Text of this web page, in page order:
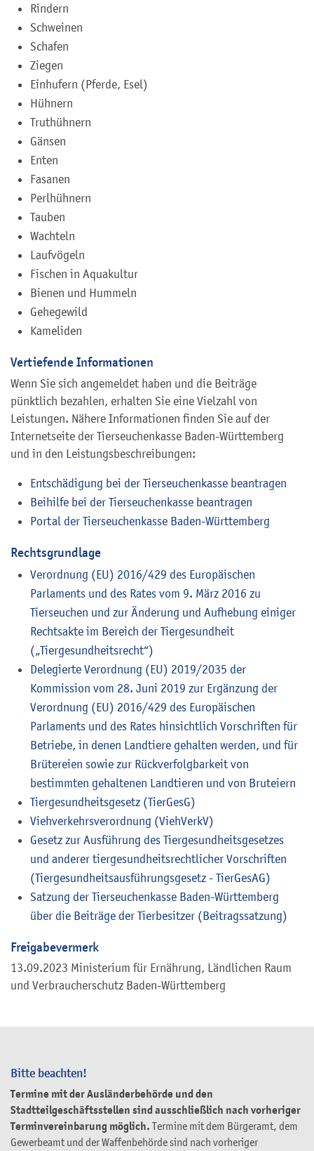
Bitte beachten!
Termine mit der Ausländerbehörde und den
Stadtteilgeschäftsstellen sind ausschließlich nach vorheriger
Terminvereinbarung möglich. Termine mit dem Bürgeramt, dem
Gewerbeamt und der Waffenbehörde sind nach vorheriger
Rindern
Schweinen
Schafen
Ziegen
Einhufern (Pferde, Esel)
Hühnern
Truthühnern
Gänsen
Enten
Fasanen
Perlhühnern
Tauben
Wachteln
Laufvögeln
Fischen in Aquakultur
Bienen und Hummeln
Gehegewild
Kameliden
Vertiefende Informationen
Wenn Sie sich angemeldet haben und die Beiträge
pünktlich bezahlen, erhalten Sie eine Vielzahl von
Leistungen. Nähere Informationen finden Sie auf der
Internetseite der Tierseuchenkasse Baden-Württemberg
und in den Leistungsbeschreibungen:
Entschädigung bei der Tierseuchenkasse beantragen
Beihilfe bei der Tierseuchenkasse beantragen
Portal der Tierseuchenkasse Baden-Württemberg
Rechtsgrundlage
Verordnung (EU) 2016/429 des Europäischen
Parlaments und des Rates vom 9. März 2016 zu
Tierseuchen und zur Änderung und Aufhebung einiger
Rechtsakte im Bereich der Tiergesundheit
(„Tiergesundheitsrecht“)
Delegierte Verordnung (EU) 2019/2035 der
Kommission vom 28. Juni 2019 zur Ergänzung der
Verordnung (EU) 2016/429 des Europäischen
Parlaments und des Rates hinsichtlich Vorschriften für
Betriebe, in denen Landtiere gehalten werden, und für
Brütereien sowie zur Rückverfolgbarkeit von
bestimmten gehaltenen Landtieren und von Bruteiern
Tiergesundheitsgesetz (TierGesG)
Viehverkehrsverordnung (ViehVerkV)
Gesetz zur Ausführung des Tiergesundheitsgesetzes
und anderer tiergesundheitsrechtlicher Vorschriften
(Tiergesundheitsausführungsgesetz - TierGesAG)
Satzung der Tierseuchenkasse Baden-Württemberg
über die Beiträge der Tierbesitzer (Beitragssatzung)
Freigabevermerk
13.09.2023 Ministerium für Ernährung, Ländlichen Raum
und Verbraucherschutz Baden-Württemberg